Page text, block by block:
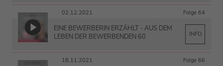
02.12.2021 Folge 64
EINE BEWERBERIN ERZÄHLT - AUS DEM
LEBEN DER BEWERBENDEN 60
INFO
18.11.2021 Folge 66